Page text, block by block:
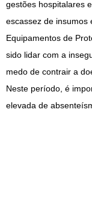
gestões hospitalares
escassez de insumos
Equipamentos de
sido lidar com a
medo de contrair a
Neste período, é
elevada de